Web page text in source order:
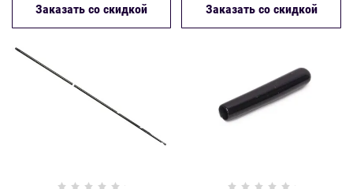
Заказать со скидкой Заказать со скидкой